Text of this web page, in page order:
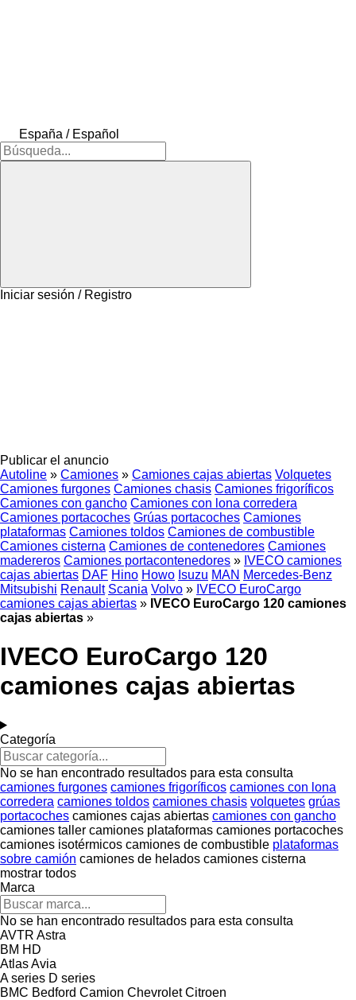
España / Español
Iniciar sesión / Registro
Publicar el anuncio
Autoline » Camiones » Camiones cajas abiertas Volquetes
Camiones furgones Camiones chasis Camiones frigoríficos
Camiones con gancho Camiones con lona corredera
Camiones portacoches Grúas portacoches Camiones
plataformas Camiones toldos Camiones de combustible
Camiones cisterna Camiones de contenedores Camiones
madereros Camiones portacontenedores » IVECO camiones
cajas abiertas DAF Hino Howo Isuzu MAN Mercedes-Benz
Mitsubishi Renault Scania Volvo » IVECO EuroCargo
camiones cajas abiertas » IVECO EuroCargo 120 camiones
cajas abiertas »
IVECO EuroCargo 120
camiones cajas abiertas
Categoría
No se han encontrado resultados para esta consulta
camiones furgones camiones frigoríficos camiones con lona
corredera camiones toldos camiones chasis volquetes grúas
portacoches camiones cajas abiertas camiones con gancho
camiones taller camiones plataformas camiones portacoches
camiones isotérmicos camiones de combustible plataformas
sobre camión camiones de helados camiones cisterna
mostrar todos
Marca
No se han encontrado resultados para esta consulta
AVTR Astra
BM HD
AtlasAvia
A series D series
BMC Bedford Camion Chevrolet Citroen